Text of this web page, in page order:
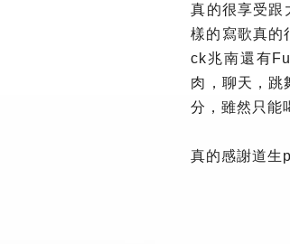
真的很享受跟
樣的寫歌真的
ck兆南還有
肉，聊天，跳
分，雖然只能
真的感謝道生